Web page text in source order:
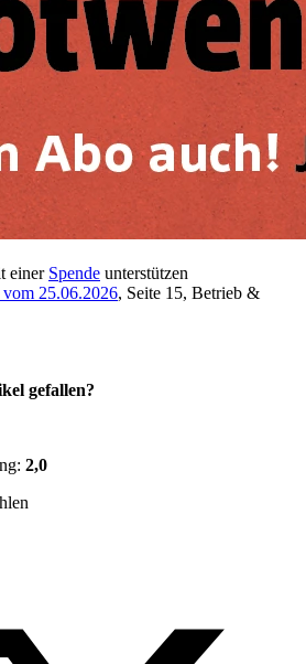
einer Spende unterstützen
25.06.2026, Seite 15, Betrieb &
gefallen?
2,0